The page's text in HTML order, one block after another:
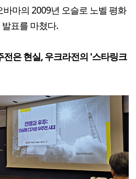
마의 2009년 오슬로 노벨 평화
표를 마쳤다.
은 현실, 우크라전의 '스타링크